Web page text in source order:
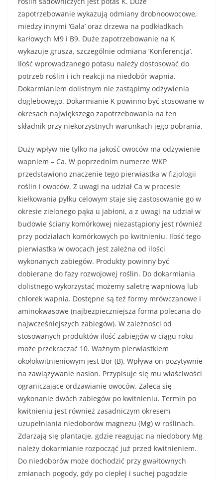
zapotrzebowanie wykazują odmiany drobnoowocowe,
miedzy innymi ‘Gala’ oraz drzewa na podkładkach
karłowych M9 i B9. Duże zapotrzebowanie na K
wykazuje grusza, szczególnie odmiana ‘Konferencja’.
Ilość wprowadzanego potasu należy dostosować do
potrzeb roślin i ich reakcji na niedobór wapnia.
Dokarmianiem dolistnym nie zastąpimy odżywienia
doglebowego. Dokarmianie K powinno być stosowane w
okresach największego zapotrzebowania na ten
składnik przy niekorzystnych warunkach jego pobrania.
Duży wpływ nie tylko na jakość owoców ma odżywienie
wapniem – Ca. W poprzednim numerze WKP
przedstawiono znaczenie tego pierwiastka w fizjologii
roślin i owoców. Z uwagi na udział Ca w procesie
kiełkowania pyłku celowym staje się zastosowanie go w
okresie zielonego pąka u jabłoni, a z uwagi na udział w
budowie ściany komórkowej niezastąpiony jest również
przy podziałach komórkowych po kwitnieniu. Ilość tego
pierwiastka w owocach jest zależna od ilości
wykonanych zabiegów. Produkty powinny być
dobierane do fazy rozwojowej roślin. Do dokarmiania
dolistnego wykorzystać możemy saletrę wapniową lub
chlorek wapnia. Dostępne są też formy mrówczanowe i
aminokwasowe (najbezpieczniejsza forma polecana do
najwcześniejszych zabiegów). W zależności od
stosowanych produktów ilość zabiegów w ciągu roku
może przekraczać 10. Ważnym pierwiastkiem
okołokwitnieniowym jest Bor (B). Wpływa on pozytywnie
na zawiązywanie nasion. Przypisuje się mu właściwości
ograniczające ordzawianie owoców. Zaleca się
wykonanie dwóch zabiegów po kwitnieniu. Termin po
kwitnieniu jest również zasadniczym okresem
uzupełniania niedoborów magnezu (Mg) w roślinach.
Zdarzają się plantacje, gdzie reagując na niedobory Mg
należy dokarmianie rozpocząć już przed kwitnieniem.
Do niedoborów może dochodzić przy gwałtownych
zmianach pogody, gdy po ciepłej i suchej pogodzie